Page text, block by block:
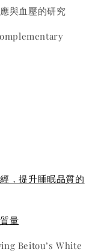
與血壓的研究
，提升睡眠品質的
量
Beitou’s White